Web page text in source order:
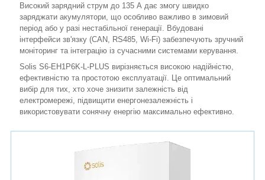
Високий зарядний струм до 135 А дає змогу швидко
заряджати акумулятори, що особливо важливо в зимовий
період або у разі нестабільної генерації. Вбудовані
інтерфейси зв'язку (CAN, RS485, Wi-Fi) забезпечують зручний
моніторинг та інтеграцію із сучасними системами керування.
Solis S6-EH1P6K-L-PLUS вирізняється високою надійністю,
ефективністю та простотою експлуатації. Це оптимальний
вибір для тих, хто хоче знизити залежність від
електромережі, підвищити енергонезалежність і
використовувати сонячну енергію максимально ефективно.